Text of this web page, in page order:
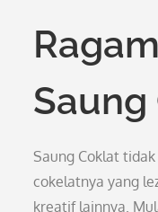
Saung Coklat
cokelatnya yang
kreatif lainnya.